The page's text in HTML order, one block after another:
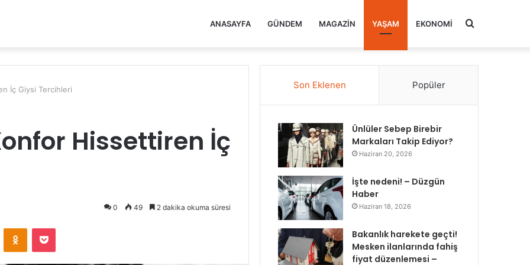
ANASAYFA GÜNDEM MAGAZIN YAŞAM EKONOMI Arama
İç Giysi Tercihleri
Hissettiren İç
0 49 2 dakika okuma süresi
Odnoklassniki
Pocket
Son Eklenen Popüler
Ünlüler Sebep Birebir
Markaları Takip Ediyor?
Haziran 20, 2026
İşte nedeni! – Düzgün
Haber
Haziran 18, 2026
Bakanlık harekete geçti!
Mesken ilanlarında fahiş
fiyat düzenlemesi –